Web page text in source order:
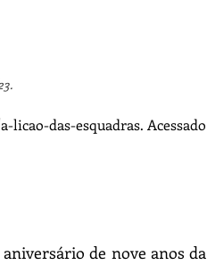
licao-das-esquadras. Acessado
de nove anos da